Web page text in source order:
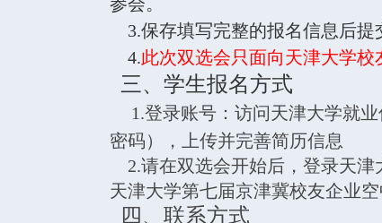
3.保存填写完整的报名信息后提
4.此次双选会只面向天津大学
三、学生报名方式
1.登录账号：访问天津大学就业
密码），上传并完善简历信息
2.请在双选会开始后，登录天津
天津大学第七届京津冀校友企业
四、联系方式